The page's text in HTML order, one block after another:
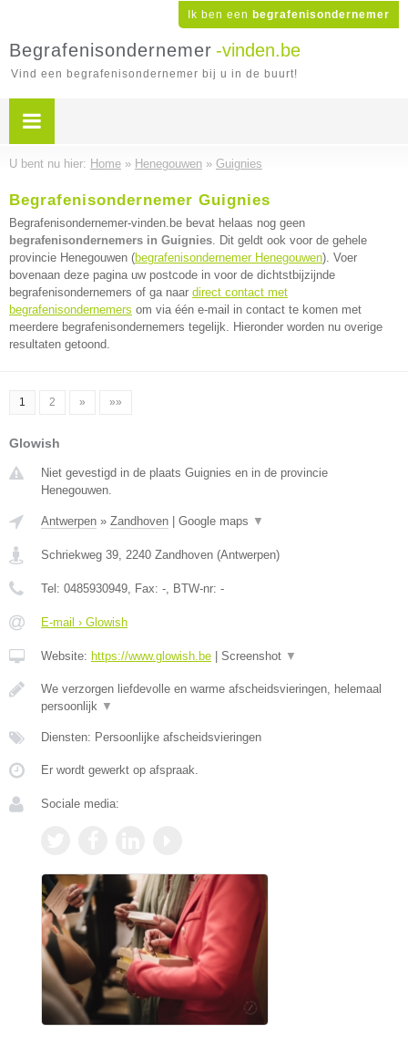
Ik ben een begrafenisondernemer
Begrafenisondernemer -vinden.be
Vind een begrafenisondernemer bij u in de buurt!
U bent nu hier: Home » Henegouwen » Guignies
Begrafenisondernemer Guignies
Begrafenisondernemer-vinden.be bevat helaas nog geen
begrafenisondernemers in Guignies. Dit geldt ook voor de gehele
provincie Henegouwen (begrafenisondernemer Henegouwen). Voer
bovenaan deze pagina uw postcode in voor de dichtstbijzijnde
begrafenisondernemers of ga naar direct contact met
begrafenisondernemers om via één e-mail in contact te komen met
meerdere begrafenisondernemers tegelijk. Hieronder worden nu overige
resultaten getoond.
1 2 » »»
Glowish
Niet gevestigd in de plaats Guignies en in de provincie
Henegouwen.
Antwerpen » Zandhoven Google maps ▼
Schriekweg 39, 2240 Zandhoven (Antwerpen)
Tel: 0485930949, Fax: -, BTW-nr: -
E-mail › Glowish
Website: https://www.glowish.be Screenshot ▼
We verzorgen liefdevolle en warme afscheidsvieringen, helemaal
persoonlijk ▼
Diensten: Persoonlijke afscheidsvieringen
Er wordt gewerkt op afspraak.
Sociale media: